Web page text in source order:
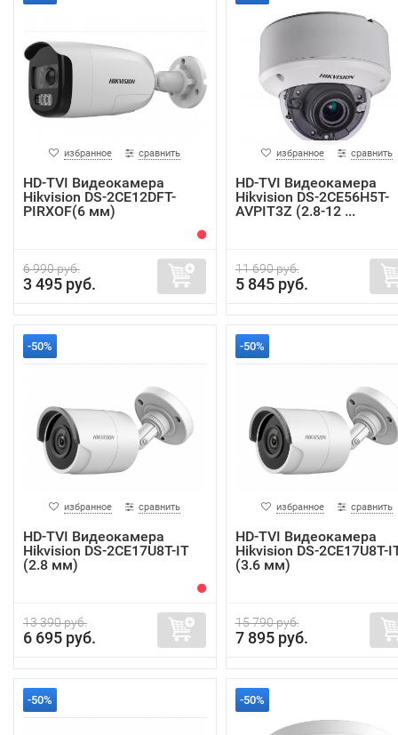
избранное сравнить
HD-TVI Видеокамера
Hikvision DS-2CE12DFT-
PIRXOF(6 мм)
6 990 руб.
3 495 руб.
избранное сравнить
HD-TVI Видеокамера
Hikvision DS-2CE56H5T-
AVPIT3Z (2.8-12 ...
11 690 руб.
5 845 руб.
-50%
избранное сравнить
HD-TVI Видеокамера
Hikvision DS-2CE17U8T-IT
(2.8 мм)
13 390 руб.
6 695 руб.
-50%
избранное сравнить
HD-TVI Видеокамера
Hikvision DS-2CE17U8T-
(3.6 мм)
15 790 руб.
7 895 руб.
-50% -50%